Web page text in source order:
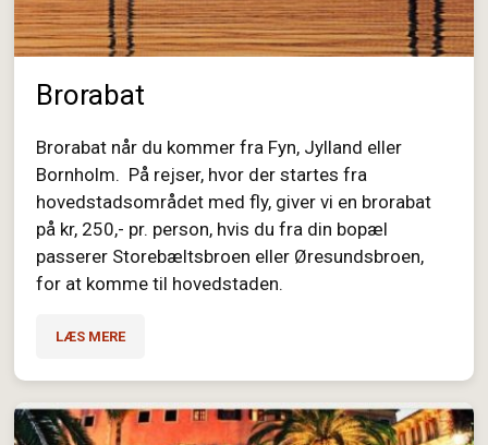
Brorabat
Brorabat når du kommer fra Fyn, Jylland eller
Bornholm. På rejser, hvor der startes fra
hovedstadsområdet med fly, giver vi en brorabat
på kr, 250,- pr. person, hvis du fra din bopæl
passerer Storebæltsbroen eller Øresundsbroen,
for at komme til hovedstaden.
LÆS MERE